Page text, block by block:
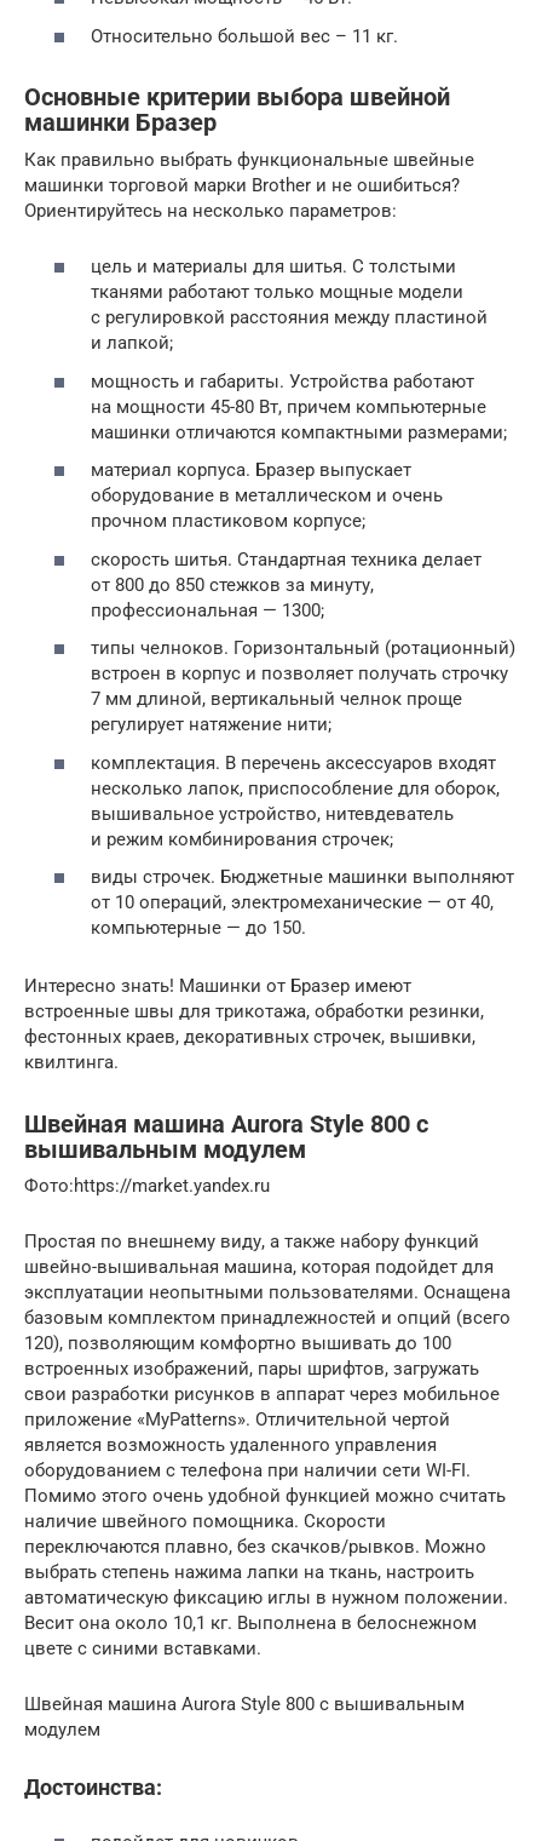
Относительно большой вес – 11 кг.
Основные критерии выбора швейной
машинки Бразер
Как правильно выбрать функциональные швейные
машинки торговой марки Brother и не ошибиться?
Ориентируйтесь на несколько параметров:
цель и материалы для шитья. С толстыми
тканями работают только мощные модели
с регулировкой расстояния между пластиной
и лапкой;
мощность и габариты. Устройства работают
на мощности 45-80 Вт, причем компьютерные
машинки отличаются компактными размерами;
материал корпуса. Бразер выпускает
оборудование в металлическом и очень
прочном пластиковом корпусе;
скорость шитья. Стандартная техника делает
от 800 до 850 стежков за минуту,
профессиональная — 1300;
типы челноков. Горизонтальный (ротационный)
встроен в корпус и позволяет получать строчку
7 мм длиной, вертикальный челнок проще
регулирует натяжение нити;
комплектация. В перечень аксессуаров входят
несколько лапок, приспособление для оборок,
вышивальное устройство, нитевдеватель
и режим комбинирования строчек;
виды строчек. Бюджетные машинки выполняют
от 10 операций, электромеханические — от 40,
компьютерные — до 150.
Интересно знать! Машинки от Бразер имеют
встроенные швы для трикотажа, обработки резинки,
фестонных краев, декоративных строчек, вышивки,
квилтинга.
Швейная машина Aurora Style 800 с
вышивальным модулем
​Фото:https://market.yandex.ru
Простая по внешнему виду, а также набору функций
швейно-вышивальная машина, которая подойдет для
эксплуатации неопытными пользователями. Оснащена
базовым комплектом принадлежностей и опций (всего
120), позволяющим комфортно вышивать до 100
встроенных изображений, пары шрифтов, загружать
свои разработки рисунков в аппарат через мобильное
приложение «MyPatterns». Отличительной чертой
является возможность удаленного управления
оборудованием с телефона при наличии сети WI-FI.
Помимо этого очень удобной функцией можно считать
наличие швейного помощника. Скорости
переключаются плавно, без скачков/рывков. Можно
выбрать степень нажима лапки на ткань, настроить
автоматическую фиксацию иглы в нужном положении.
Весит она около 10,1 кг. Выполнена в белоснежном
цвете с синими вставками.
Швейная машина Aurora Style 800 с вышивальным
модулем
Достоинства: